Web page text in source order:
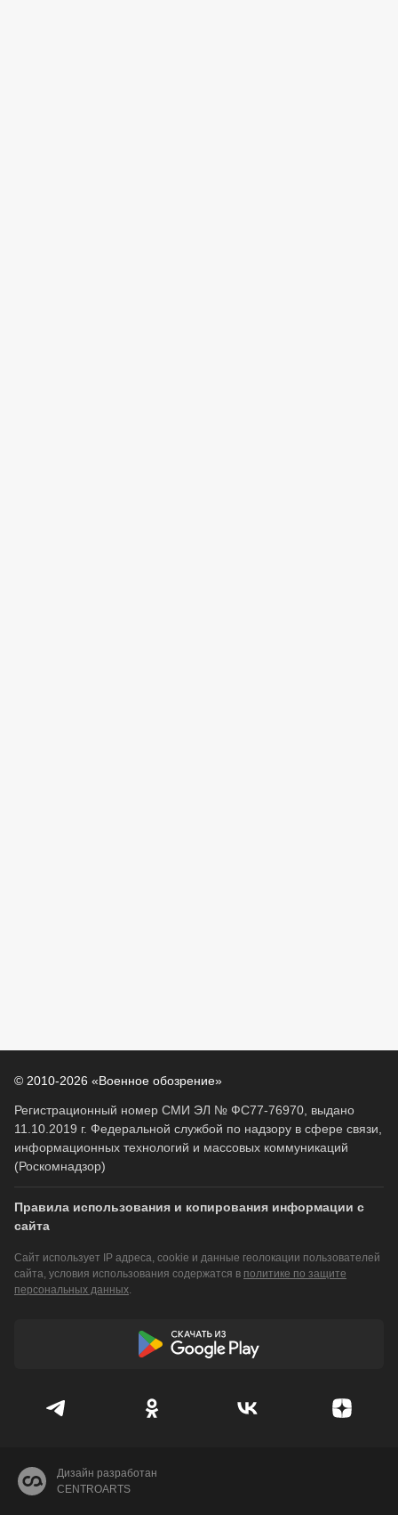
© 2010-2026 «Военное обозрение»
Регистрационный номер СМИ ЭЛ № ФС77-76970, выдано
11.10.2019 г. Федеральной службой по надзору в сфере связи,
информационных технологий и массовых коммуникаций
(Роскомнадзор)
Правила использования и копирования информации с
сайта
Сайт использует IP адреса, cookie и данные геолокации пользователей
сайта, условия использования содержатся в политике по защите
персональных данных.
Дизайн разработан
CENTROARTS